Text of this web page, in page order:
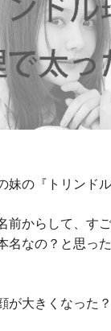
妹の『トリンドル
前からして、す
名なの？と思っ
が大きくなった